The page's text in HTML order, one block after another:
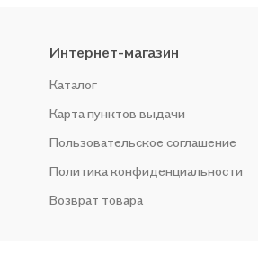
Интернет-магазин
Каталог
Карта пунктов выдачи
Пользовательское соглашение
Политика конфиденциальности
Возврат товара